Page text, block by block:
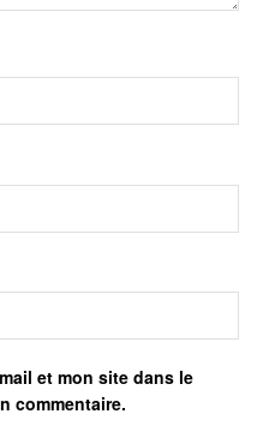
et mon site dans le
commentaire.